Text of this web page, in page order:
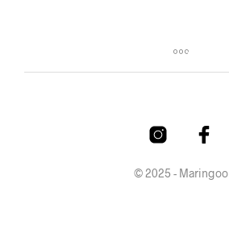
© 2025 - Maringoo